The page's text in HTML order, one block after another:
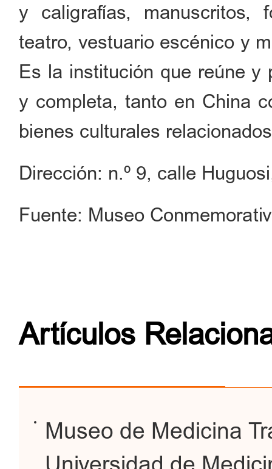
y caligrafías, manuscritos,
teatro, vestuario escénico y
Es la institución que reúne y
y completa, tanto en China
bienes culturales
Dirección: n.º 9, calle
Fuente: Museo
Artículos
Museo de Medicina